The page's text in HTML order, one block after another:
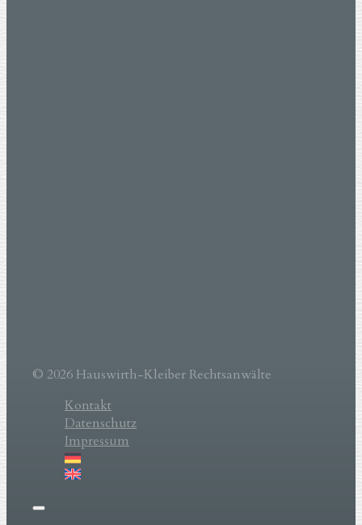
© 2026 Hauswirth-Kleiber Rechtsanwälte
Kontakt
Datenschutz
Impressum